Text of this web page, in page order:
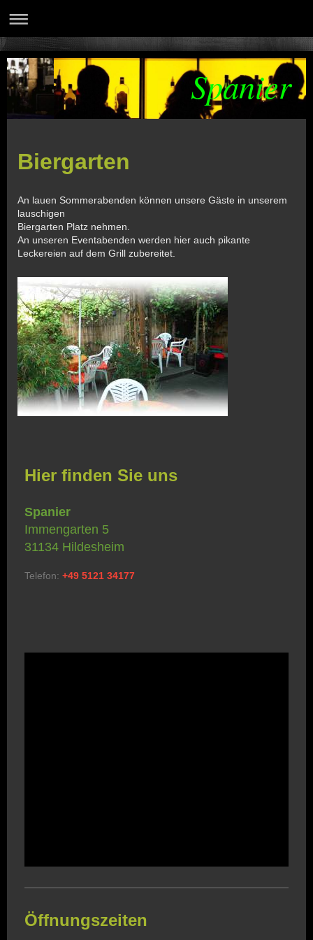
Spanier
Biergarten
An lauen Sommerabenden können unsere Gäste in unserem
lauschigen
Biergarten Platz nehmen.
An unseren Eventabenden werden hier auch pikante
Leckereien auf dem Grill zubereitet.
Hier finden Sie uns
Spanier
Immengarten 5
31134 Hildesheim
Telefon: +49 5121 34177
Öffnungszeiten